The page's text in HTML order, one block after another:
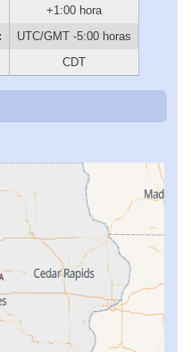
+1:00 hora
UTC/GMT -5:00 horas
CDT